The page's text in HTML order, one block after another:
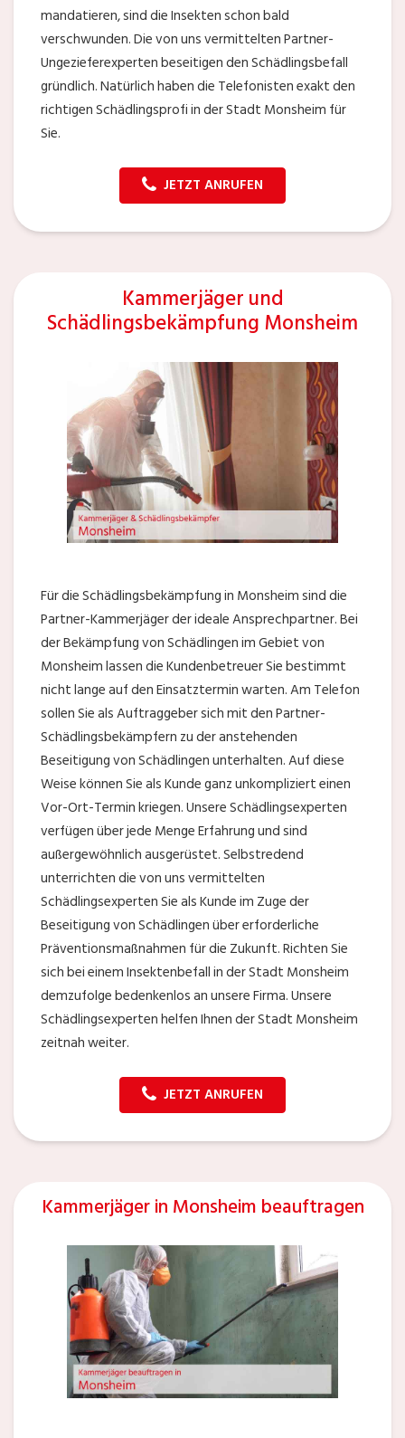
mandatieren, sind die Insekten schon bald
verschwunden. Die von uns vermittelten Partner-
Ungezieferexperten beseitigen den Schädlingsbefall
gründlich. Natürlich haben die Telefonisten exakt den
richtigen Schädlingsprofi in der Stadt Monsheim für
Sie.
JETZT ANRUFEN
Kammerjäger und
Schädlingsbekämpfung Monsheim
Für die Schädlingsbekämpfung in Monsheim sind die
Partner-Kammerjäger der ideale Ansprechpartner. Bei
der Bekämpfung von Schädlingen im Gebiet von
Monsheim lassen die Kundenbetreuer Sie bestimmt
nicht lange auf den Einsatztermin warten. Am Telefon
sollen Sie als Auftraggeber sich mit den Partner-
Schädlingsbekämpfern zu der anstehenden
Beseitigung von Schädlingen unterhalten. Auf diese
Weise können Sie als Kunde ganz unkompliziert einen
Vor-Ort-Termin kriegen. Unsere Schädlingsexperten
verfügen über jede Menge Erfahrung und sind
außergewöhnlich ausgerüstet. Selbstredend
unterrichten die von uns vermittelten
Schädlingsexperten Sie als Kunde im Zuge der
Beseitigung von Schädlingen über erforderliche
Präventionsmaßnahmen für die Zukunft. Richten Sie
sich bei einem Insektenbefall in der Stadt Monsheim
demzufolge bedenkenlos an unsere Firma. Unsere
Schädlingsexperten helfen Ihnen der Stadt Monsheim
zeitnah weiter.
JETZT ANRUFEN
Kammerjäger in Monsheim beauftragen